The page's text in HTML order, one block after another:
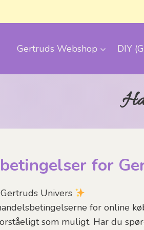
Gertruds Webshop DIY
for
Univers
for online
som muligt. Har du